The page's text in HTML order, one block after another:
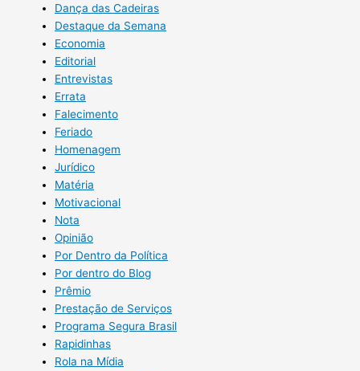
Dança das Cadeiras
Destaque da Semana
Economia
Editorial
Entrevistas
Errata
Falecimento
Feriado
Homenagem
Jurídico
Matéria
Motivacional
Nota
Opinião
Por Dentro da Política
Por dentro do Blog
Prêmio
Prestação de Serviços
Programa Segura Brasil
Rapidinhas
Rola na Mídia